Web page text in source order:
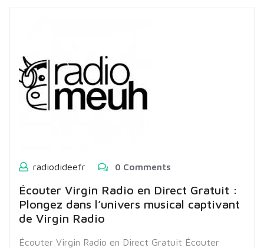
radiodideefr 0 Comments
Écouter Virgin Radio en Direct Gratuit :
Plongez dans l’univers musical captivant
de Virgin Radio
Écouter Virgin Radio en Direct Gratuit Écouter